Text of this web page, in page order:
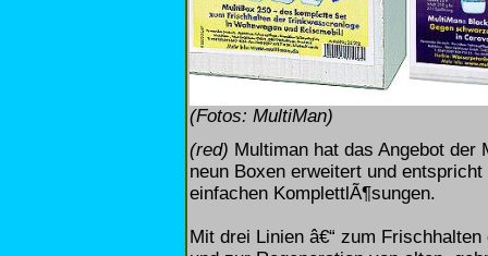
(Fotos: MultiMan)
(red) Multiman hat das Angebot
neun Boxen erweitert und
einfachen KomplettlÃ¶sungen.
Mit drei Linien â€“ zum